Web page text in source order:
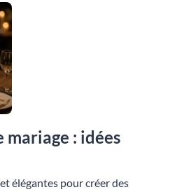
mariage : idées
élégantes pour créer des